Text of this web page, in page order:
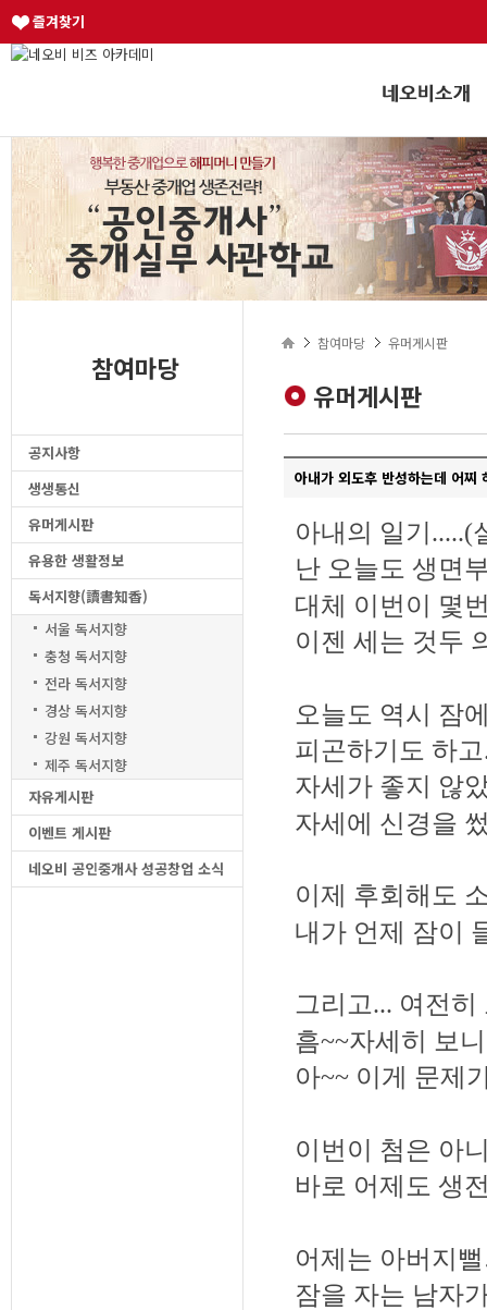
즐겨찾기
참여마당
공지사항
생생통신
유머게시판
유용한 생활정보
독서지향(讀書知香)
서울 독서지향
충청 독서지향
전라 독서지향
경상 독서지향
강원 독서지향
제주 독서지향
자유게시판
이벤트 게시판
네오비 공인중개사 성공창업 소식
참여마당 유머게시판
유머게시판
아내가 외도후 반성하는데 어찌
아내의 일기 .....(
난 오늘도 생면
대체 이번이 몇
이젠 세는 것두
오늘도 역시 잠
피곤하기도 하고
자세가 좋지 않
자세에 신경을
이제 후회해도
내가 언제 잠이
그리고... 여전히
흠~~자세히 보
아~~ 이게 문제
이번이 첨은 아
바로 어제도 생
어제는 아버지
잠을 자는 남자